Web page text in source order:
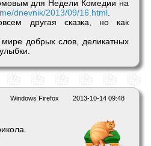
для Недели Комедии на
dnevnik/2013/09/16.html.
другая сказка, но как
добрых слов, деликатных
2013-10-14 09:48
Windows Firefox